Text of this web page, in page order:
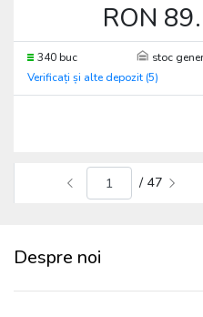
RON
340 buc stoc
Verificați și alte depozit (5)
/ 47
Despre noi